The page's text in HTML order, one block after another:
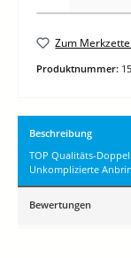
Zum
Produktnummer:
Beschreibung
TOP Qualitäts-
Unkomplizierte
Bewertungen